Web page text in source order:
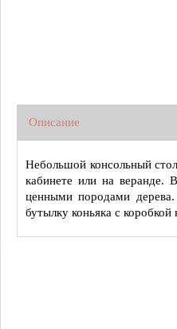
Описание
Небольшой консольный
кабинете или на
ценными породами
бутылку коньяка с коробкой